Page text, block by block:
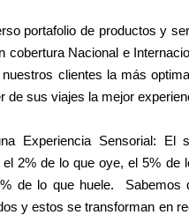
portafolio de productos y
cobertura Nacional e
clientes la más
de sus viajes la mejor
Experiencia Sensorial: El
2% de lo que oye, el 5% de
de lo que huele. Sabemos
y estos se transforman en